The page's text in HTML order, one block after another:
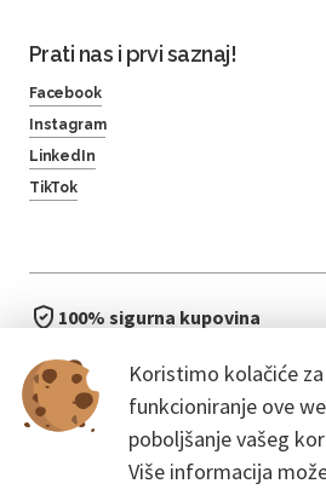
Koristimo kolačiće
funkcioniranje ove
poboljšanje vašeg
Više informacija
Prati nas i prvi saznaj!
Facebook
Instagram
LinkedIn
TikTok
100% sigurna kupovina
bez čekanja u redu